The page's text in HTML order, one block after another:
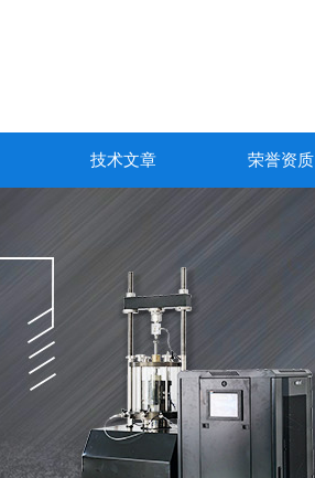
技术文章 荣誉资质